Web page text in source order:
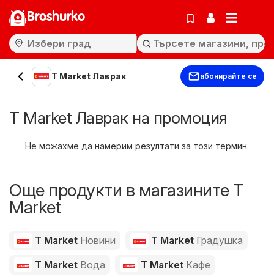
Broshurko
T Market Лаврак абонирайте се
T Market Лаврак на промоция
Не можахме да намерим резултати за този термин.
Още продукти в магазините T
Market
T Market Новини T Market Градушка
T Market Вода T Market Кафе